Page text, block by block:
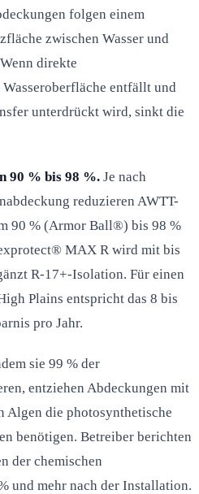
folgen einem
zwischen Wasser und
direkte
entfällt und
unterdrückt wird, sinkt die
90 % bis 98 %. Je nach
reduzieren AWTT-
90 % (Armor Ball®) bis 98 %
MAX R wird mit bis
R-17+-Isolation. Für einen
Plains entspricht das 8 bis
pro Jahr.
sie 99 % der
entziehen Abdeckungen mit
Algen die photosynthetische
benötigen. Betreiber berichten
der chemischen
und mehr nach der Installation.